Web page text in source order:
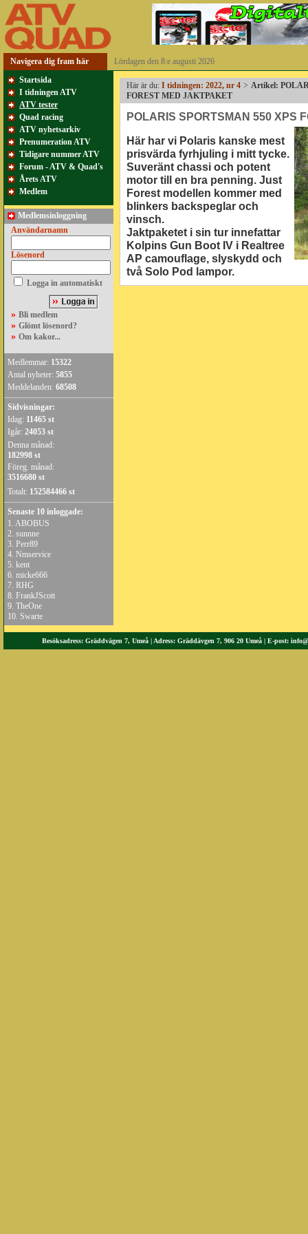
Navigera dig fram här
Lördagen den 8:e augusti 2026
Startsida
I tidningen ATV
ATV tester
Quad racing
ATV nyhetsarkiv
Prenumeration ATV
Tidigare nummer ATV
Forum - ATV & Quad's
Årets ATV
Medlem
Medlemsinloggning
Användarnamn
Lösenord
Logga in automatiskt
» Bli medlem
» Glömt lösenord?
» Om kakor...
Medlemmar: 15322
Antal nyheter: 5855
Meddelanden: 68508
Sidvisningar:
Idag: 11465 st
Igår: 24053 st
Denna månad:
182998 st
Föreg. månad:
3516680 st
Totalt: 152584466 st
Senaste 10 inloggade:
1. ABOBUS
2. sunnne
3. Perr89
4. Nmservice
5. kent
6. micke666
7. RHG
8. FrankJScott
9. TheOne
10. Swarte
Här är du: I tidningen: 2022, nr 4 > Artikel:
FOREST MED JAKTPAKET
POLARIS SPORTSMAN 550 XPS
Här har vi Polaris kanske mest
prisvärda fyrhjuling i mitt tycke.
Suveränt chassi och potent
motor till en bra penning. Just
Forest modellen kommer med
blinkers backspeglar och
vinsch.
Jaktpaketet i sin tur innefattar
Kolpins Gun Boot IV i Realtree
AP camouflage, slyskydd och
två Solo Pod lampor.
Besöksadress: Gräddvägen 7, Umeå | Adress: Gräddävgen 7, 906 20 Umeå | E-post: